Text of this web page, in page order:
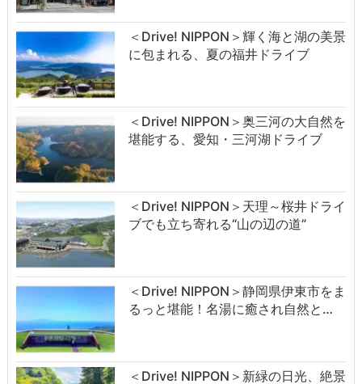
＜Drive! NIPPON＞輝く海と湖の美景
に包まれる、夏の福井ドライブ
＜Drive! NIPPON＞奥三河の大自然を
堪能する、愛知・三河湖ドライブ
＜Drive! NIPPON＞天理～桜井ドライ
ブでも立ち寄れる“山の辺の道”
＜Drive! NIPPON＞静岡県伊東市をま
るっと堪能！名湯に癒され自然と…
＜Drive! NIPPON＞新緑の日光、絶景